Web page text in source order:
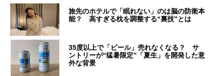
旅先のホテルで「眠れない」のは脳の防衛本
能？ 高すぎる枕を調整する“裏技”とは
35度以上で「ビール」売れなくなる？ サ
ントリーが“猛暑限定”「夏生」を開発した意
外な背景